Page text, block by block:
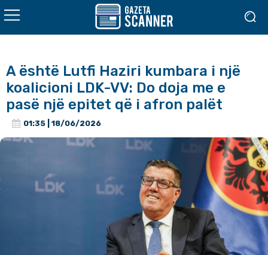
A është Lutfi Haziri kumbara i një
koalicioni LDK-VV: Do doja me e
pasë një epitet që i afron palët
01:35 | 18/06/2026